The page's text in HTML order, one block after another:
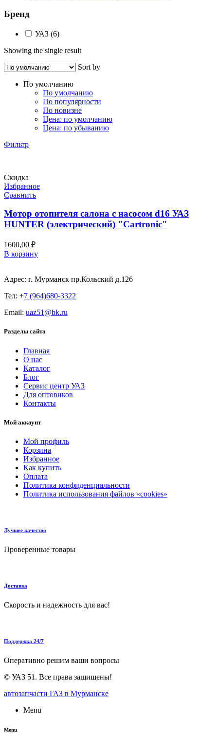
Бренд
УАЗ (6)
Showing the single result
Sort by
По умолчанию
По умолчанию
По популярности
По новизне
Цена: по умолчанию
Цена: по убыванию
Фильтр
Скидка
Избранное
Сравнить
Мотор отопителя салона с насосом d16 УАЗ
HUNTER (электрический) "Cartronic"
1600,00 ₽
В корзину
Адрес: г. Мурманск пр.Кольский д.126
Тел: +7 (964)680-3322
Email: uaz51@bk.ru
Разделы сайта
Главная
О нас
Каталог
Блог
Сервис центр УАЗ
Для оптовиков
Контакты
Мой аккаунт
Мой профиль
Корзина
Избранное
Как купить
Оплата
Политика конфиденциальности
Политика использования файлов «cookies»
Лучшее качество
Проверенные товары
Доставка
Скорость и надежность для вас!
Поддержка 24/7
Оперативно решим ваши вопросы
© УАЗ 51 . Все права защищены!
автозапчасти ГАЗ в Мурманске
Menu
Menu